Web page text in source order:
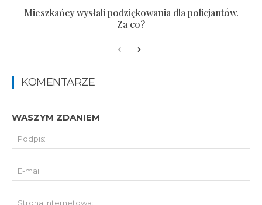
Mieszkańcy wysłali podziękowania dla policjantów.
Za co?
KOMENTARZE
WASZYM ZDANIEM